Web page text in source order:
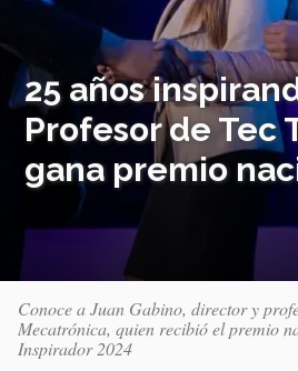
25 años
Profesor de Tec
gana premio
Conoce a Juan Gabino, director y
Mecatrónica, quien recibió el premio
Inspirador 2024